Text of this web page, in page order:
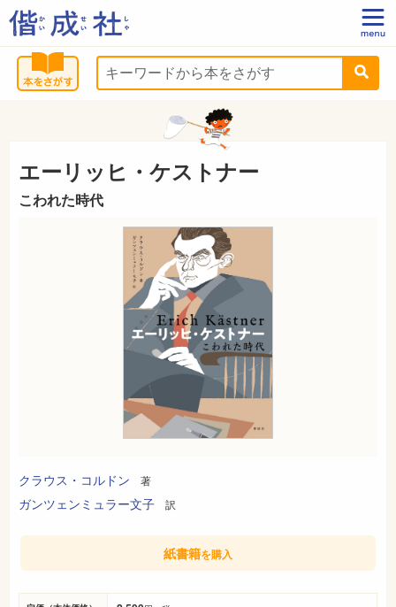
エーリッヒ・ケストナー
こわれた時代
クラウス・コルドン 著
ガンツェンミュラー文子 訳
紙書籍を購入